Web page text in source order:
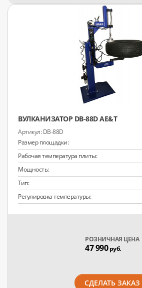
ВУЛКАНИЗАТОР DB-88D AE&T
DB-88D
Размер площадки:
Рабочая температура плиты:
Мощность:
Тип:
Регулировка температуры:
РОЗНИЧНАЯ ЦЕНА
47 990руб.
СДЕЛАТЬ ЗАКАЗ